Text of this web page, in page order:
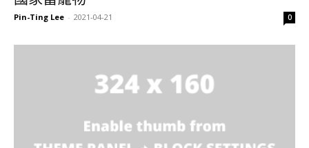
Pin-Ting Lee - 2021-04-21 0